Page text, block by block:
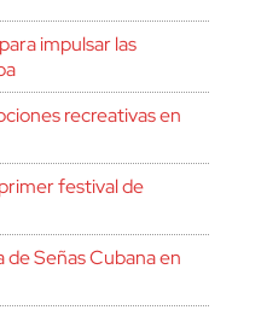
impulsar las
recreativas en
festival de
Señas Cubana en